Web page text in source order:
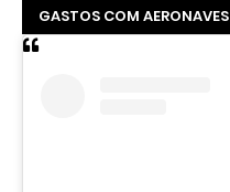
GASTOS COM AERONAVES